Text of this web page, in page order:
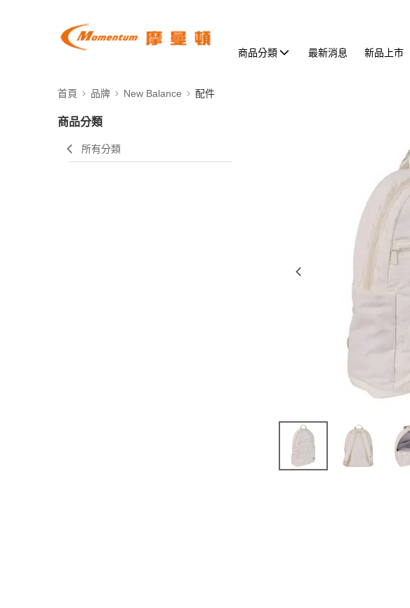
商品分類 最新消息 新品上市
首頁 品牌 New Balance 配件
商品分類
所有分類